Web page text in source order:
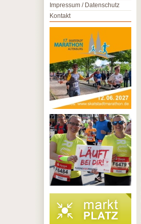
Impressum / Datenschutz
Kontakt